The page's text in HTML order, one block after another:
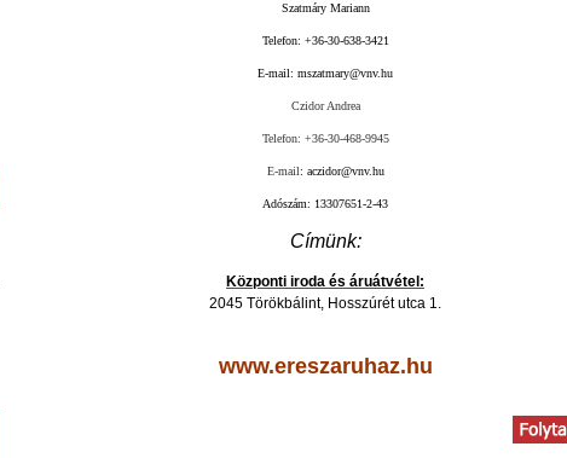
Szatmáry Mariann
Telefon: +36-30-638-3421
E-mail: mszatmary@vnv.hu
Czidor Andrea
Telefon: +36-30-468-9945
E-mail: aczidor@vnv.hu
Adószám: 13307651-2-43
Címünk:
Központi iroda és áruátvétel:
2045 Törökbálint, Hosszúrét utca 1.
www.ereszaruhaz.hu